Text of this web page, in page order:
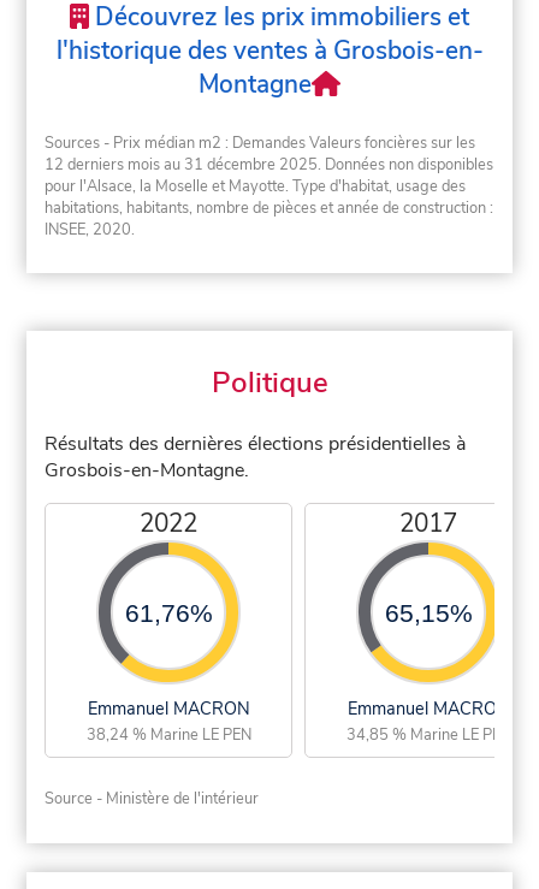
Découvrez les prix immobiliers et
l'historique des ventes à Grosbois-en-
Montagne
Sources - Prix médian m2 : Demandes Valeurs foncières sur les
12 derniers mois au 31 décembre 2025. Données non disponibles
pour l'Alsace, la Moselle et Mayotte. Type d'habitat, usage des
habitations, habitants, nombre de pièces et année de construction :
INSEE, 2020.
Politique
Résultats des dernières élections présidentielles à
Grosbois-en-Montagne.
2022
61,76%
Emmanuel MACRON
38,24 % Marine LE PEN
2017
65,15%
Emmanuel MACRON
34,85 % Marine LE PEN
Source - Ministère de l'intérieur